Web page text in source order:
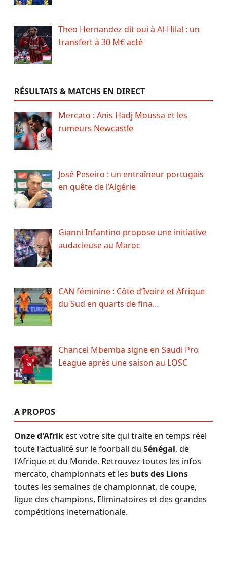
Theo Hernandez dit oui à Al-Hilal : un
transfert à 30 M€ acté
RÉSULTATS & MATCHS EN DIRECT
Mercato : Anis Hadj Moussa et les
rumeurs Newcastle
José Peseiro : un entraîneur portugais
en quête de l’Algérie
Gianni Infantino propose une initiative
audacieuse au Maroc
CAN féminine : Côte d’Ivoire et Afrique
du Sud en quarts de fina…
Chancel Mbemba signe en Saudi Pro
League après une saison au LOSC
A PROPOS
Onze d'Afrikest votre site qui traite en temps réel
toute l'actualité sur le foorball du Sénégal, de
l'Afrique et du Monde. Retrouvez toutes les infos
mercato, championnats et les buts des Lions
toutes les semaines de championnat, de coupe,
ligue des champions, Eliminatoires et des grandes
compétitions ineternationale.